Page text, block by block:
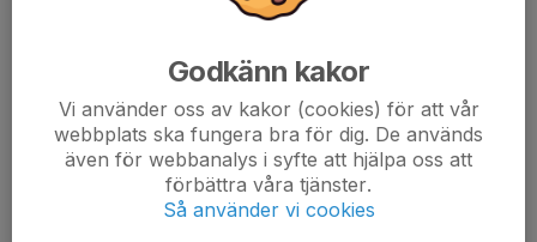
Kontaktpersoner
Stefan Johansson
Ansvarig Hockeyskolan
073-616 70 31
E-post visas bara för inloggade
Godkänn kakor
Vi använder oss av kakor (cookies) för att vår
webbplats ska fungera bra för dig. De används
även för webbanalys i syfte att hjälpa oss att
förbättra våra tjänster.
Så använder vi cookies